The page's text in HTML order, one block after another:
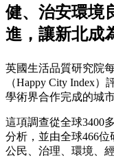
健、治安環境
進，讓新北成
英國生活品質研究院
（Happy City Index
學術界合作完成的城市
這項調查從全球3400
分析，並由全球466
公民、治理、環境、